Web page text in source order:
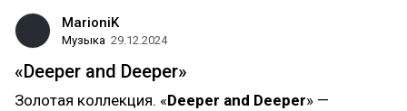
MarioniK
Музыка 29.12.2024
«Deeper and Deeper»
Золотая коллекция. «Deeper and Deeper» —